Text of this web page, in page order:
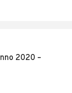
2020 –